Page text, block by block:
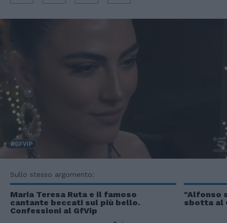
Sullo stesso argomento:
Maria Teresa Ruta e il famoso
cantante beccati sul più bello.
Confessioni al GfVip
"Alfonso
sbotta al